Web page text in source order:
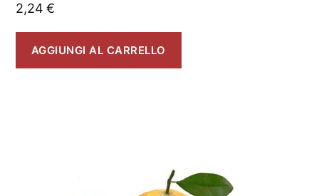
2,24€
AGGIUNGI AL CARRELLO